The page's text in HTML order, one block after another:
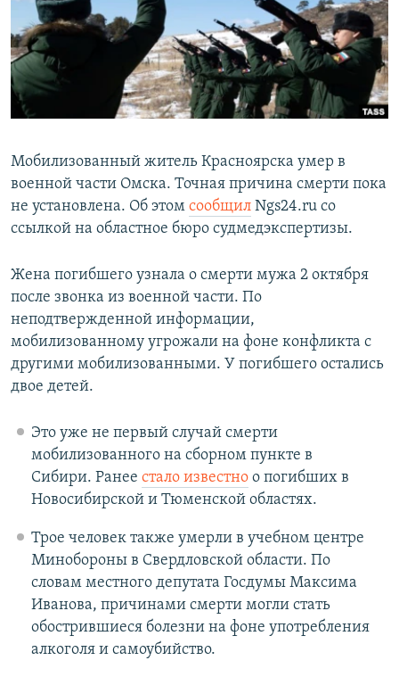
РАСПИСАНИЕ ВЕЩАНИЯ
ПОДПИШИТЕСЬ НА РАССЫЛКУ
СОЦИАЛЬНЫЕ СЕТИ
Все сайты РСЕ/РС
Мобилизованный житель Красноярска умер в
военной части Омска. Точная причина смерти пока
не установлена. Об этом сообщил Ngs24.ru со
ссылкой на областное бюро судмедэкспертизы.
Жена погибшего узнала о смерти мужа 2 октября
после звонка из военной части. По
неподтвержденной информации,
мобилизованному угрожали на фоне конфликта с
другими мобилизованными. У погибшего остались
двое детей.
Это уже не первый случай смерти
мобилизованного на сборном пункте в
Сибири. Ранее стало известноо погибших в
Новосибирской и Тюменской областях.
Трое человек также умерли в учебном центре
Минобороны в Свердловской области. По
словам местного депутата Госдумы Максима
Иванова, причинами смерти могли стать
обострившиеся болезни на фоне употребления
алкоголя и самоубийство.